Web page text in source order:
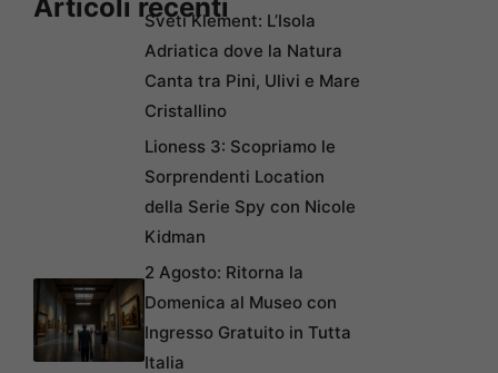
Articoli recentiSveti Klement: L’Isola
Adriatica dove la Natura
Canta tra Pini, Ulivi e Mare
Cristallino
Lioness 3: Scopriamo le
Sorprendenti Location
della Serie Spy con Nicole
Kidman
2 Agosto: Ritorna la
Domenica al Museo con
Ingresso Gratuito in Tutta
Italia